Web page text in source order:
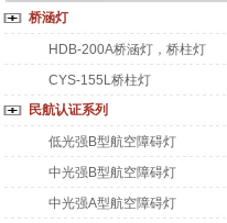
桥涵灯
HDB-200A桥涵灯，桥柱灯
CYS-155L桥柱灯
民航认证系列
低光强B型航空障碍灯
中光强B型航空障碍灯
中光强A型航空障碍灯